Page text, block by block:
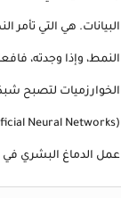
البيانات. هي التي تأمر
النمط، وإذا وجدته،
الخوارزميات لتصبح
عمل الدماغ البشري في